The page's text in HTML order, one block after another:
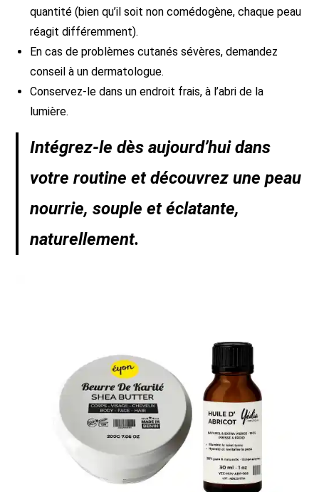
quantité (bien qu’il soit non comédogène, chaque peau
réagit différemment).
En cas de problèmes cutanés sévères, demandez
conseil à un dermatologue.
Conservez-le dans un endroit frais, à l’abri de la
lumière.
Intégrez-le dès aujourd’hui dans
votre routine et découvrez une peau
nourrie, souple et éclatante,
naturellement.